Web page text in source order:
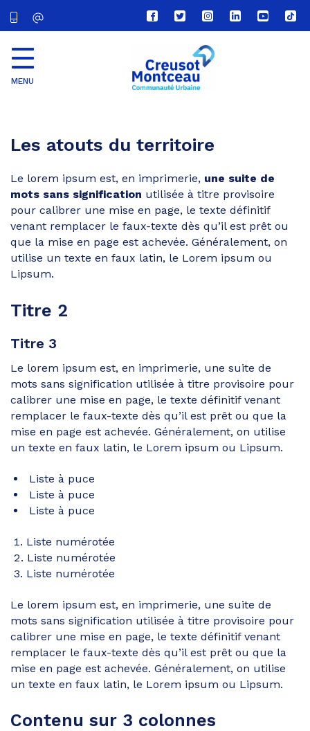
Lien
vers
compte
Facebook
Lien
vers
compte
Twitter
Lien
vers
le
compte
Lien
vers
Lien
vers
Lien
vers
MENU
Les atouts du territoire
Le lorem ipsum est, en imprimerie, une suite de
mots sans signification utilisée à titre provisoire
pour calibrer une mise en page, le texte définitif
venant remplacer le faux-texte dès qu’il est prêt ou
que la mise en page est achevée. Généralement, on
utilise un texte en faux latin, le Lorem ipsum ou
Lipsum.
Titre 2
Titre 3
Le lorem ipsum est, en imprimerie, une suite de
mots sans signification utilisée à titre provisoire pour
calibrer une mise en page, le texte définitif venant
remplacer le faux-texte dès qu’il est prêt ou que la
mise en page est achevée. Généralement, on utilise
un texte en faux latin, le Lorem ipsum ou Lipsum.
Liste à puce
Liste à puce
Liste à puce
Liste numérotée
Liste numérotée
Liste numérotée
Le lorem ipsum est, en imprimerie, une suite de
mots sans signification utilisée à titre provisoire pour
calibrer une mise en page, le texte définitif venant
remplacer le faux-texte dès qu’il est prêt ou que la
mise en page est achevée. Généralement, on utilise
un texte en faux latin, le Lorem ipsum ou Lipsum.
Contenu sur 3 colonnes